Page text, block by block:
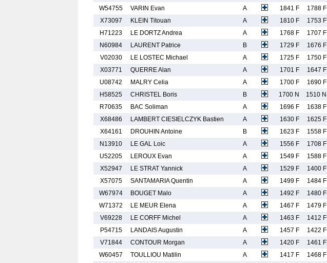
W54755
VARIN Evan A 1841 F 1788 F
X73097
KLEIN Titouan A 1810 F 1753 F
H71223
LE DORTZ Andrea A 1768 F 1707 F
N60984
LAURENT Patrice B 1729 F 1676 F
V02030
LE LOSTEC Michael A 1725 F 1750 F
X03771
QUERRE Alan A 1701 F 1647 F
U08742
MALRY Celia A 1700 F 1690 F
H58525
CHRISTEL Boris B 1700 N 1510 N
R70635
BAC Soliman A 1696 F 1638 F
X68486
LAMBERT CIESIELCZYK Bastien A 1630 F 1625 F
X64161
DROUHIN Antoine B 1623 F 1558 F
N13910
LE GAL Loic A 1556 F 1708 F
U52205
LEROUX Evan A 1549 F 1588 F
X52947
LE STRAT Yannick A 1529 F 1400 F
X57075
SANTAMARIA Quentin A 1499 F 1484 F
W67974
BOUGET Malo A 1492 F 1480 F
W71372
LE MEUR Elena A 1467 F 1479 F
V69228
LE CORFF Michel A 1463 F 1412 F
P54715
LANDAIS Augustin A 1457 F 1422 F
V71844
CONTOUR Morgan A 1420 F 1461 F
W60457
TOULLIOU Matilin A 1417 F 1468 F